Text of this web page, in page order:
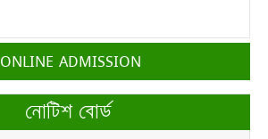
ONLINE ADMISSION
নোটিশ বোর্ড